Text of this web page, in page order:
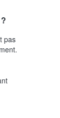
pas